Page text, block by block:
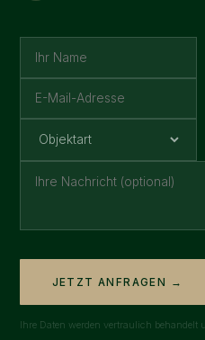
JETZT ANFRAGEN →
Ihre Daten werden vertraulich behandelt